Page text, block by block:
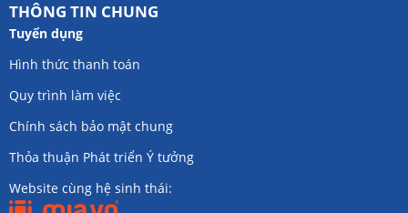
THÔNG TIN CHUNG
Tuyển dụng
Hình thức thanh toán
Quy trình làm việc
Chính sách bảo mật chung
Thỏa thuận Phát triển Ý tưởng
Website cùng hệ sinh thái: